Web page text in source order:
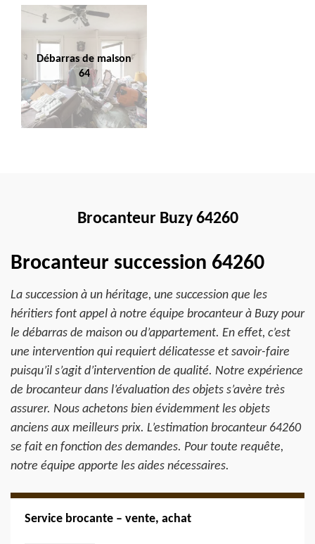
Débarras de maison
64
Brocanteur Buzy 64260
Brocanteur succession 64260
La succession à un héritage, une succession que les
héritiers font appel à notre équipe brocanteur à Buzy pour
le débarras de maison ou d’appartement. En effet, c’est
une intervention qui requiert délicatesse et savoir-faire
puisqu’il s’agit d’intervention de qualité. Notre expérience
de brocanteur dans l’évaluation des objets s’avère très
assurer. Nous achetons bien évidemment les objets
anciens aux meilleurs prix. L’estimation brocanteur 64260
se fait en fonction des demandes. Pour toute requête,
notre équipe apporte les aides nécessaires.
Service brocante – vente, achat